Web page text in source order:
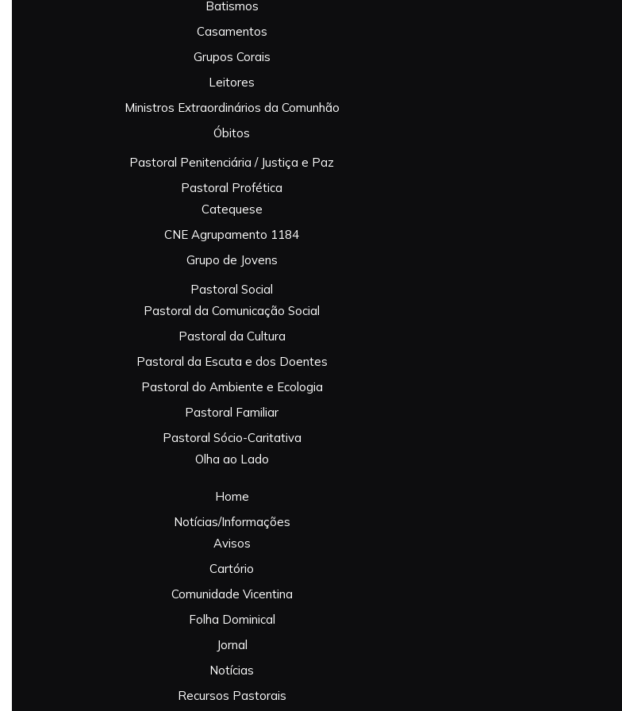
Batismos
Casamentos
Grupos Corais
Leitores
Ministros Extraordinários da Comunhão
Óbitos
Pastoral Penitenciária / Justiça e Paz
Pastoral Profética
Catequese
CNE Agrupamento 1184
Grupo de Jovens
Pastoral Social
Pastoral da Comunicação Social
Pastoral da Cultura
Pastoral da Escuta e dos Doentes
Pastoral do Ambiente e Ecologia
Pastoral Familiar
Pastoral Sócio-Caritativa
Olha ao Lado
Home
Notícias/Informações
Avisos
Cartório
Comunidade Vicentina
Folha Dominical
Jornal
Notícias
Recursos Pastorais